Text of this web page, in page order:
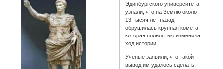
Эдинбургского университета
узнали, что на Землю около
13 тысяч лет назад
обрушилась крупная комета,
которая полностью изменила
ход истории.
Ученые заявили, что такой
вывод им удалось сделать,